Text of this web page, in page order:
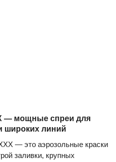
— мощные спреи для
широких линий
— это аэрозольные краски
заливки, крупных